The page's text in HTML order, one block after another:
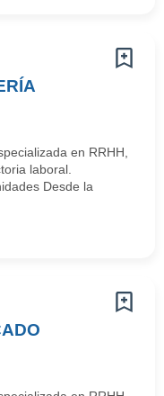
en RRHH,
laboral.
Desde la